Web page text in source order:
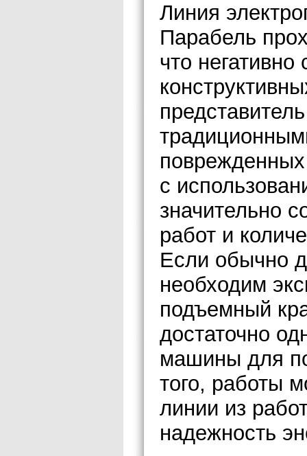
Линия
Парабель
что
с
значительно
работ и
Если обычно
необходим
подъемный
достаточно
машины для
того, работы
линии из
надежность